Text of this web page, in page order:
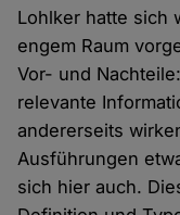
Lohlker hatte sich
engem Raum
Vor- und
relevante
andererseits
Ausführungen
sich hier auch.